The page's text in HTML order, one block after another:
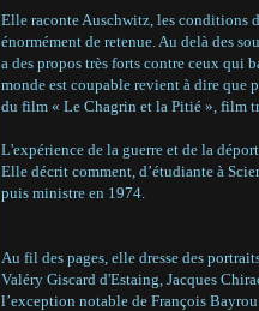
Elle raconte Auschwitz, les conditions
énormément de retenue. Au delà des
a des propos très forts contre ceux qui
monde est coupable revient à dire que
du film « Le Chagrin et la Pitié », film
L'expérience de la guerre et de la
Elle décrit comment, d’étudiante à
puis ministre en 1974.
Au fil des pages, elle dresse des
Valéry Giscard d'Estaing, Jacques
l’exception notable de François